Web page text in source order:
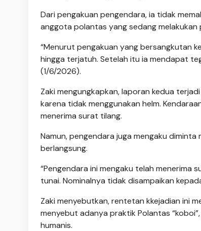
Dari pengakuan pengendara, ia tidak
anggota polantas yang sedang melakukan
“Menurut pengakuan yang bersangkutan
hingga terjatuh. Setelah itu ia mendapat
(1/6/2026).
Zaki mengungkapkan, laporan kedua
karena tidak menggunakan helm.
menerima surat tilang.
Namun, pengendara juga mengaku
berlangsung.
“Pengendara ini mengaku telah menerima
tunai. Nominalnya tidak disampaikan
Zaki menyebutkan, rentetan kkejadian ini
menyebut adanya praktik Polantas
humanis.